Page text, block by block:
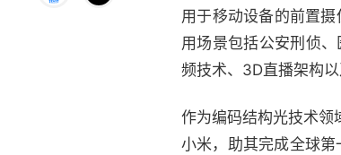
用于移动设备的前置
用场景包括公安刑侦
频技术、3D直播架构以
作为编码结构光技术领
小米，助其完成全球